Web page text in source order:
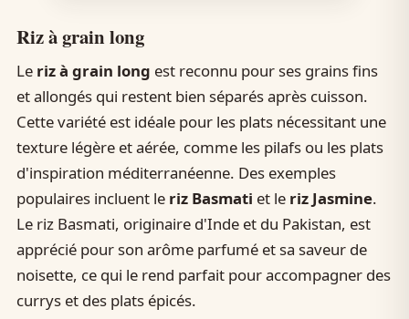
Riz à grain long
Le riz à grain long est reconnu pour ses grains fins
et allongés qui restent bien séparés après cuisson.
Cette variété est idéale pour les plats nécessitant une
texture légère et aérée, comme les pilafs ou les plats
d'inspiration méditerranéenne. Des exemples
populaires incluent le riz Basmati et le riz Jasmine.
Le riz Basmati, originaire d'Inde et du Pakistan, est
apprécié pour son arôme parfumé et sa saveur de
noisette, ce qui le rend parfait pour accompagner des
currys et des plats épicés.